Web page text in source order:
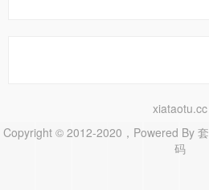
xiataotu.cc
Copyright © 2012-2020，Powered By
码